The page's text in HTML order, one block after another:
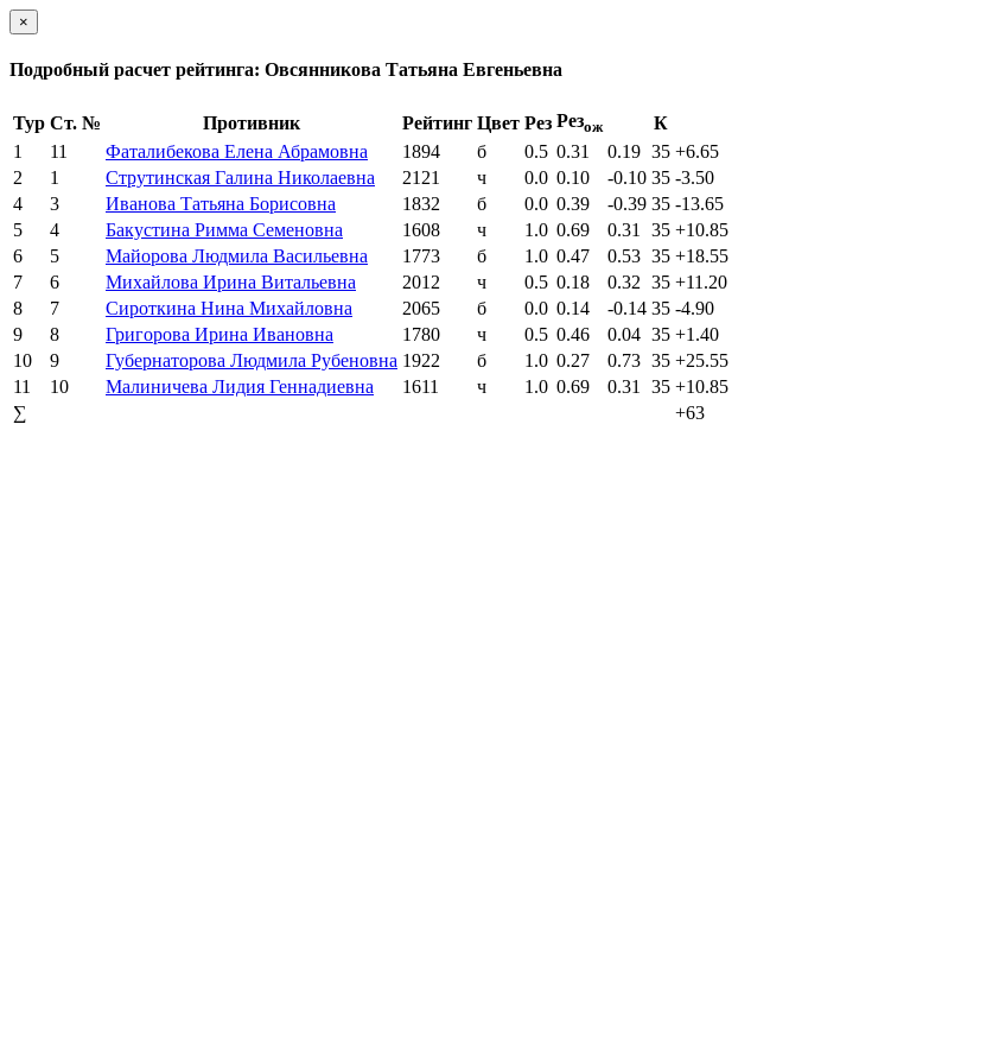
×
Подробный расчет рейтинга: Овсянникова Татьяна Евгеньевна
Тур Ст. № Противник Рейтинг Цвет Рез Резож
К
1
11 Фаталибекова Елена Абрамовна 1894 б 0.5 0.31 0.19 35 +6.65
2
1 Струтинская Галина Николаевна 2121 ч 0.0 0.10 -0.10 35 -3.50
4
3 Иванова Татьяна Борисовна 1832 б 0.0 0.39 -0.39 35 -13.65
5
4 Бакустина Римма Семеновна 1608 ч 1.0 0.69 0.31 35 +10.85
6
5 Майорова Людмила Васильевна 1773 б 1.0 0.47 0.53 35 +18.55
7
6 Михайлова Ирина Витальевна 2012 ч 0.5 0.18 0.32 35 +11.20
8
7 Сироткина Нина Михайловна 2065 б 0.0 0.14 -0.14 35 -4.90
9
8 Григорова Ирина Ивановна 1780 ч 0.5 0.46 0.04 35 +1.40
10
9 Губернаторова Людмила Рубеновна 1922 б 1.0 0.27 0.73 35 +25.55
11
10 Малиничева Лидия Геннадиевна 1611 ч 1.0 0.69 0.31 35 +10.85
∑
+63